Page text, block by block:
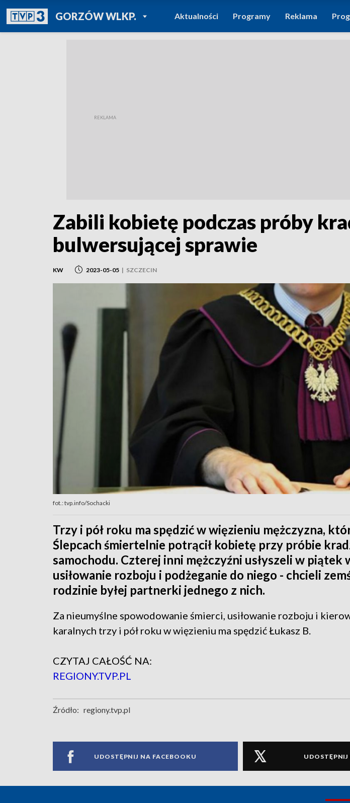
GORZÓW WLKP.POWRÓT DO
TVP REGIONY
Aktualności Programy Reklama
Zabili kobietę podczas próby
bulwersującej sprawie
KW 2023-05-05 | SZCZECIN
fot.: tvp.info/Sochacki
Trzy i pół roku ma spędzić w więzieniu mężczyzna,
Ślepcach śmiertelnie potrącił kobietę przy próbie
samochodu. Czterej inni mężczyźni usłyszeli w piątek
usiłowanie rozboju i podżeganie do niego - chcieli
rodzinie byłej partnerki jednego z nich.
Za nieumyślne spowodowanie śmierci, usiłowanie rozboju i
karalnych trzy i pół roku w więzieniu ma spędzić Łukasz B.
CZYTAJ CAŁOŚĆ NA:
REGIONY.TVP.PL
Źródło: regiony.tvp.pl
UDOSTĘPNIJ NA FACEBOOKU UDOSTĘPNIJ